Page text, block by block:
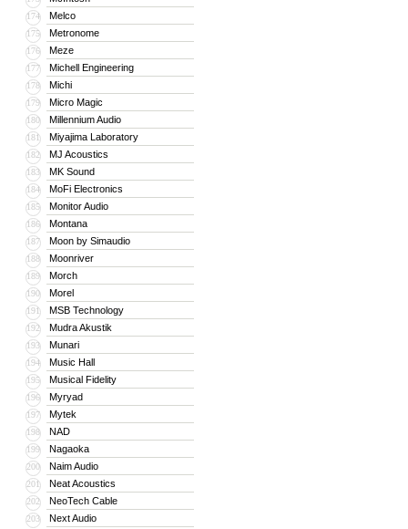
174 Melco
175 Metronome
176 Meze
177 Michell Engineering
178 Michi
179 Micro Magic
180 Millennium Audio
181 Miyajima Laboratory
182 MJ Acoustics
183 MK Sound
184 MoFi Electronics
185 Monitor Audio
186 Montana
187 Moon by Simaudio
188 Moonriver
189 Morch
190 Morel
191 MSB Technology
192 Mudra Akustik
193 Munari
194 Music Hall
195 Musical Fidelity
196 Myryad
197 Mytek
198 NAD
199 Nagaoka
200 Naim Audio
201 Neat Acoustics
202 NeoTech Cable
203 Next Audio